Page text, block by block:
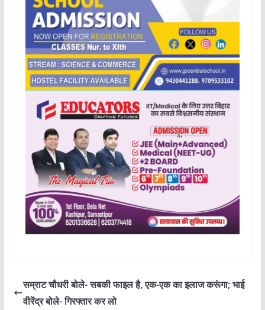
सम्राट चौधरी बोले- सबकी फाइल है, एक-एक का इलाज करूंगा; भाई
वीरेंद्र बोले- गिरफ्तार कर लो